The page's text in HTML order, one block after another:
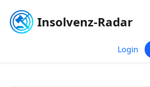
Insolvenz-Radar
Login